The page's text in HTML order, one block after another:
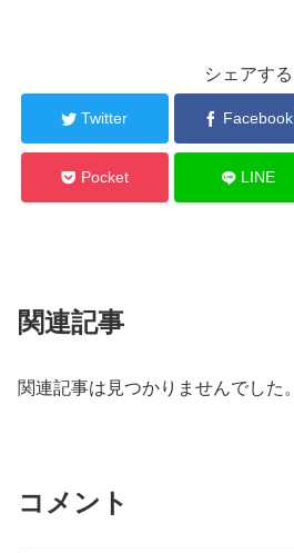
シェアする
Twitter Facebook
Pocket LINE
関連記事
関連記事は見つかりませんでした。
コメント